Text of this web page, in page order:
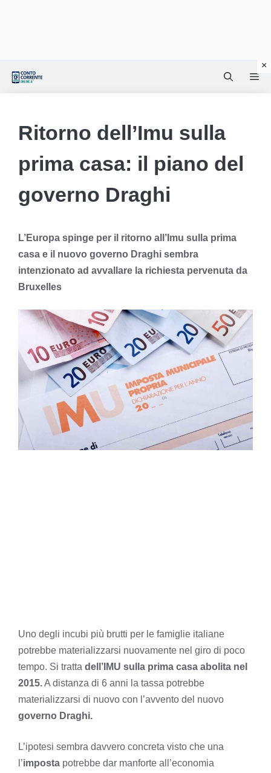
Ritorno dell’Imu sulla
prima casa: il piano del
governo Draghi
L’Europa spinge per il ritorno all’Imu sulla prima
casa e il nuovo governo Draghi sembra
intenzionato ad avvallare la richiesta pervenuta da
Bruxelles
Uno degli incubi più brutti per le famiglie italiane
potrebbe materializzarsi nuovamente nel giro di poco
tempo. Si tratta dell’IMU sulla prima casa abolita nel
2015.A distanza di 6 anni la tassa potrebbe
materializzarsi di nuovo con l’avvento del nuovo
governo Draghi.
L’ipotesi sembra davvero concreta visto che una
l’imposta potrebbe dar manforte all’economia